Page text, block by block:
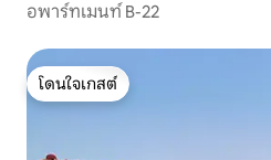
อพาร์ทเมนท์ B-22
โดนใจเกสต์
โดนใจเกสต์